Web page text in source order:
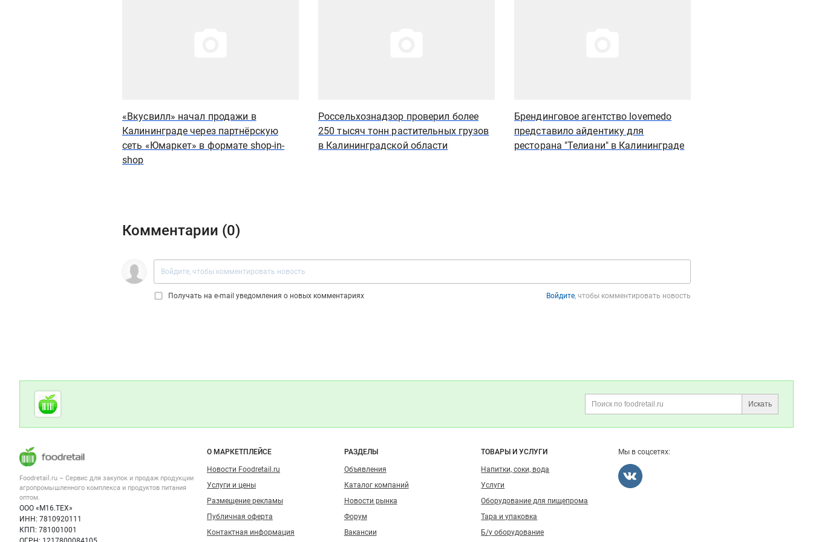
«Вкусвилл» начал продажи в
Калининграде через партнёрскую
сеть «Юмаркет» в формате shop-in-
shop
Россельхознадзор проверил более
250 тысяч тонн растительных грузов
в Калининградской области
Брендинговое агентство lovemedo
представило айдентику для
ресторана "Телиани" в Калининграде
Комментарии (0)
Получать на e‑mail уведомления о новых комментариях Войдите , чтобы комментировать новость
Дополнительная информация
Искать
Cсылки на полезные проекты
Foodretail.ru
— продукты
Важные разделы и контакты
Foodretail.ru – Сервис для закупок и продаж продукции
агропромышленного комплекса и продуктов питания
оптом.
ООО «М16.ТЕХ»
ИНН: 7810920111
КПП: 781001001
Навигация по сайту
О МАРКЕТПЛЕЙСЕ
Новости Foodretail.ru
Услуги и цены
Размещение рекламы
Публичная оферта
Контактная информация
РАЗДЕЛЫ
Объявления
Каталог компаний
Новости рынка
Форум
Вакансии
ТОВАРЫ И УСЛУГИ
Напитки, соки, вода
Услуги
Оборудование для пищепрома
Тара и упаковка
Б/у оборудование
Мы в соцсетях: